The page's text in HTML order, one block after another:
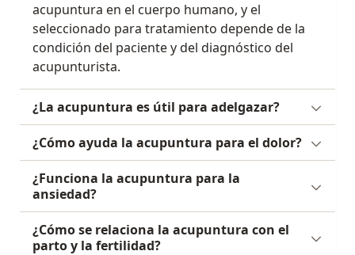
acupuntura en el cuerpo humano, y el
seleccionado para tratamiento depende de la
condición del paciente y del diagnóstico del
acupunturista.
¿La acupuntura es útil para adelgazar?
¿Cómo ayuda la acupuntura para el dolor?
¿Funciona la acupuntura para la
ansiedad?
¿Cómo se relaciona la acupuntura con el
parto y la fertilidad?